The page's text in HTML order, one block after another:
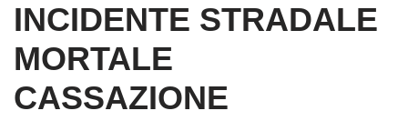
INCIDENTE STRADALE
MORTALE
CASSAZIONE